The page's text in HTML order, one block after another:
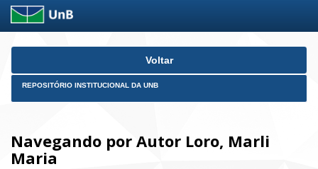
Skip
Voltar
REPOSITÓRIO INSTITUCIONAL DA UNB
Navegando por Autor Loro, Marli
Maria